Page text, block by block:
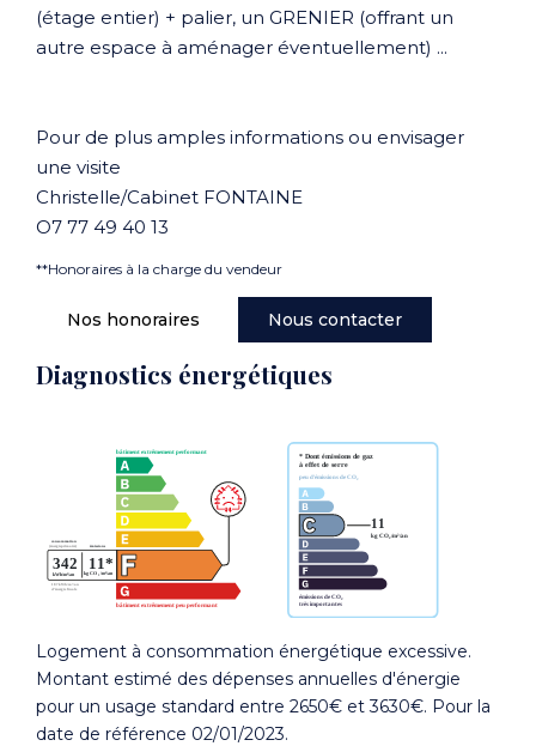
(étage entier) + palier, un GRENIER (offrant un
autre espace à aménager éventuellement) ...
Pour de plus amples informations ou envisager
une visite
Christelle/Cabinet FONTAINE
O7 77 49 40 13
**Honoraires à la charge du vendeur
Nos honoraires Nous contacter
Diagnostics énergétiques
Logement à consommation énergétique excessive.
Montant estimé des dépenses annuelles d'énergie
pour un usage standard entre 2650€ et 3630€. Pour la
date de référence 02/01/2023.